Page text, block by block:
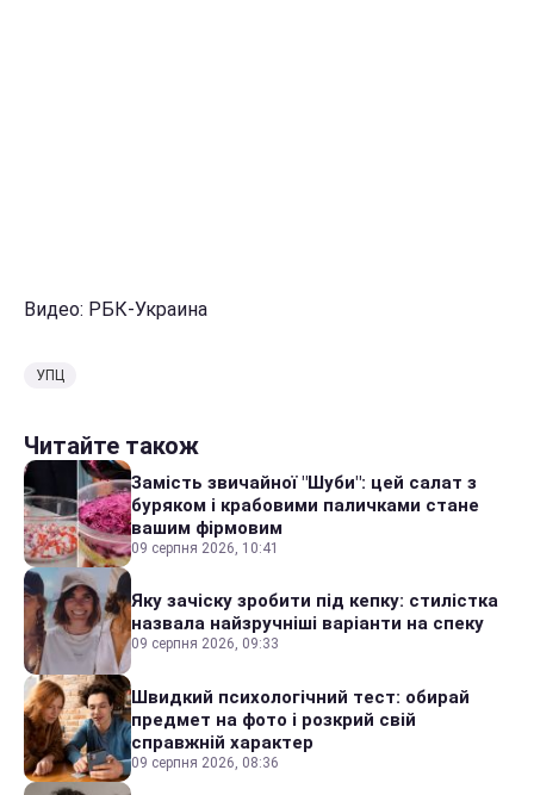
Видео: РБК-Украина
УПЦ
Читайте також
Замість звичайної "Шуби": цей салат з
буряком і крабовими паличками стане
вашим фірмовим
09 серпня 2026, 10:41
Яку зачіску зробити під кепку: стилістка
назвала найзручніші варіанти на спеку
09 серпня 2026, 09:33
Швидкий психологічний тест: обирай
предмет на фото і розкрий свій
справжній характер
09 серпня 2026, 08:36